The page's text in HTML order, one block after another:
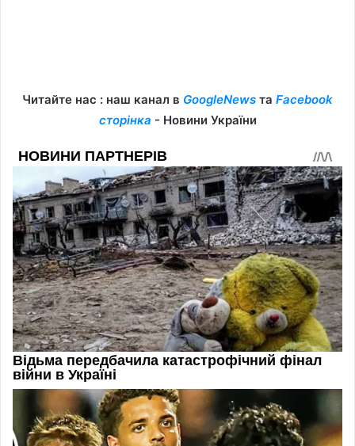
Читайте нас : наш канал в GoogleNews та Facebook
сторінка - Новини України